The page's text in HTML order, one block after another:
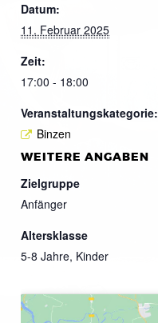
Datum:
11. Februar 2025
Zeit:
17:00 - 18:00
Veranstaltungskategorie:
Binzen
WEITERE ANGABEN
Zielgruppe
Anfänger
Altersklasse
5-8 Jahre, Kinder